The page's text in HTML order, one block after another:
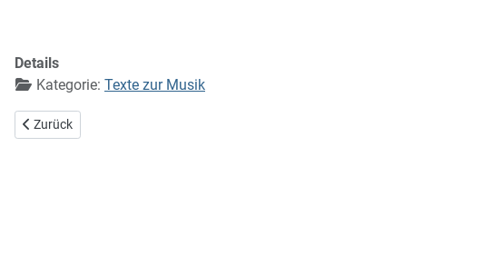
Details
Kategorie: Texte zur Musik
Vorheriger Beitrag: Kantorenmusik (1956)
Zurück